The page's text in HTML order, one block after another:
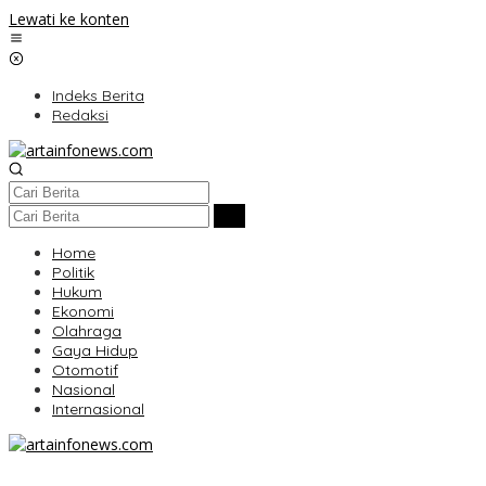
Lewati ke konten
Indeks Berita
Redaksi
Home
Politik
Hukum
Ekonomi
Olahraga
Gaya Hidup
Otomotif
Nasional
Internasional